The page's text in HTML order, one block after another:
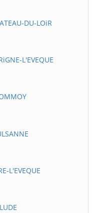
DU-LOiR
L'EVEQUE
L'EVEQUE